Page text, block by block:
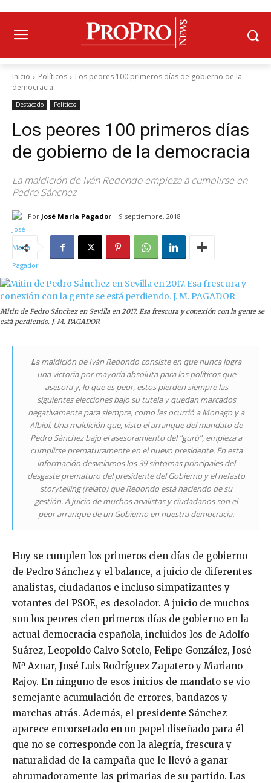
Inicio Políticos
Los peores 100 primeros días de gobierno de la
democracia
Destacado Políticos
Los peores 100 primeros días
de gobierno de la democracia
La maldición de Iván Redondo empieza a cumplirse en
Pedro Sánchez
Por José María Pagador 9 septiembre, 2018
Mitin de Pedro Sánchez en Sevilla en 2017. Esa frescura y conexión con la gente se
está perdiendo. J. M. PAGADOR
La maldición de Iván Redondo consiste en que nunca logra
una victoria por mayoría absoluta para los políticos que
asesora y, lo que es peor, estos pierden siempre las
siguientes elecciones bajo su tutela y quedan marcados
negativamente para siempre, como les ocurrió a Monago y a
Albiol. Una maldición que, visto el arranque del mandato de
Pedro Sánchez bajo el asesoramiento del “gurú”, empieza a
cumplirse prematuramente en el nuevo presidente. En esta
información desvelamos los 39 síntomas principales del
desgaste prematuro del presidente del Gobierno y el nefasto
storytelling(relato) que Redondo está haciendo de su
gestión. A juicio de muchos analistas y ciudadanos son el
peor arranque de un Gobierno en nuestra democracia.
Hoy se cumplen los primeros cien días de gobierno
de Pedro Sánchez y el balance, a juicio de diferentes
analistas, ciudadanos e incluso simpatizantes y
votantes del PSOE, es desolador. A juicio de muchos
son los peores cien primeros días de gobierno en la
actual democracia española, incluidos los de Adolfo
Suárez, Leopoldo Calvo Sotelo, Felipe González, José
Mª Aznar, José Luis Rodríguez Zapatero y Mariano
Rajoy. En ninguno de esos inicios de mandato se vio
semejante acumulación de errores, bandazos y
marchas atrás. Además, el presidente Sánchez
aparece encorsetado en un papel diseñado para él
que no se corresponde con la alegría, frescura y
naturalidad de la campaña que le llevó a ganar
abrumadoramente las primarias de su partido. Las